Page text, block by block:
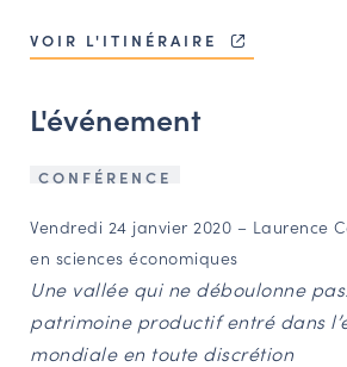
Espace acteurs
PORTAIL CULTURE
Comité d'Histoire Régionale
Service Inventaire et Patrimoines de la
VOIR L'ITINÉRAIRE
L'événement
CONFÉRENCE
Vendredi 24 janvier 2020 – Laurence
en sciences économiques
Une vallée qui ne déboulonne
patrimoine productif entré dans
mondiale en toute discrétion